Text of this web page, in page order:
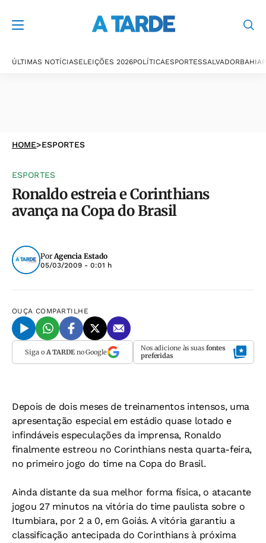
ÚLTIMAS NOTÍCIASELEIÇÕES 2026POLÍTICAESPORTESSALVADORBAHIA
HOME>ESPORTES
ESPORTES
Ronaldo estreia e Corinthians
avança na Copa do Brasil
PorAgencia Estado
05/03/2009 - 0:01 h
OUÇA COMPARTILHE
Siga o A TARDEno Google Nos adicione às suas fontes
preferidas
Depois de dois meses de treinamentos intensos, uma
apresentação especial em estádio quase lotado e
infindáveis especulações da imprensa, Ronaldo
finalmente estreou no Corinthians nesta quarta-feira,
no primeiro jogo do time na Copa do Brasil.
Ainda distante da sua melhor forma física, o atacante
jogou 27 minutos na vitória do time paulista sobre o
Itumbiara, por 2 a 0, em Goiás. A vitória garantiu a
classificação antecipada do Corinthians à próxima